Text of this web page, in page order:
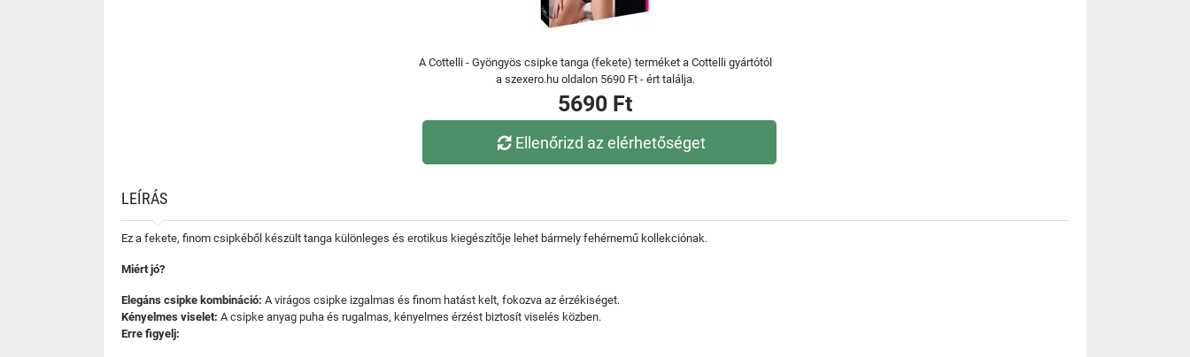
A Cottelli - Gyöngyös csipke tanga (fekete) terméket a Cottelli gyártótól
a szexero.hu oldalon 5690 Ft - ért találja.
5690 Ft
Ellenőrizd az elérhetőséget
LEÍRÁS
Ez a fekete, finom csipkéből készült tanga különleges és erotikus kiegészítője lehet bármely fehérnemű kollekciónak.
Miért jó?
Elegáns csipke kombináció: A virágos csipke izgalmas és finom hatást kelt, fokozva az érzékiséget.
Kényelmes viselet: A csipke anyag puha és rugalmas, kényelmes érzést biztosít viselés közben.
Erre figyelj: